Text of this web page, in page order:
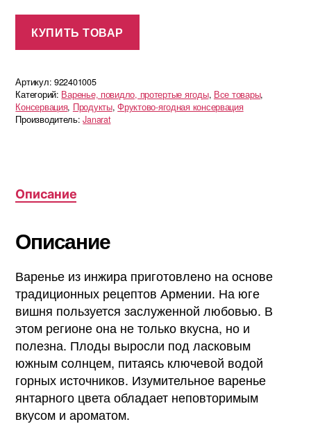
КУПИТЬ ТОВАР
Артикул: 922401005
Категорий: Варенье, повидло, протертые ягоды, Все товары,
Консервация, Продукты,Фруктово-ягодная консервация
Производитель:Janarat
Описание
Описание
Варенье из инжира приготовлено на основе
традиционных рецептов Армении. На юге
вишня пользуется заслуженной любовью. В
этом регионе она не только вкусна, но и
полезна. Плоды выросли под ласковым
южным солнцем, питаясь ключевой водой
горных источников. Изумительное варенье
янтарного цвета обладает неповторимым
вкусом и ароматом.